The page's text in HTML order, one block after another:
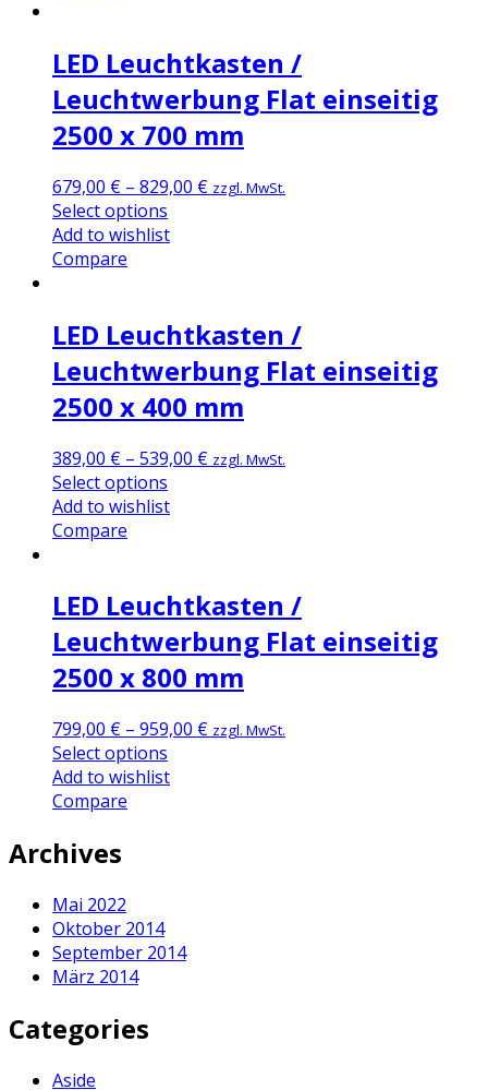
LED Leuchtkasten /
Leuchtwerbung Flat einseitig
2500 x 700 mm
679,00 € – 829,00 € zzgl. MwSt.
Select options
Add to wishlist
Compare
LED Leuchtkasten /
Leuchtwerbung Flat einseitig
2500 x 400 mm
389,00 € – 539,00 € zzgl. MwSt.
Select options
Add to wishlist
Compare
LED Leuchtkasten /
Leuchtwerbung Flat einseitig
2500 x 800 mm
799,00 € – 959,00 € zzgl. MwSt.
Select options
Add to wishlist
Compare
Archives
Mai 2022
Oktober 2014
September 2014
März 2014
Categories
Aside